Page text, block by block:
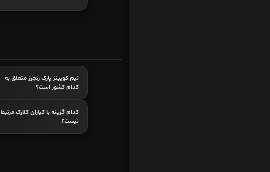
تیم کویینز پارک رنجرز متعلق به
کدام کشور است؟
کدام گزینه با کیاران کلارک مرتبط
نیست؟